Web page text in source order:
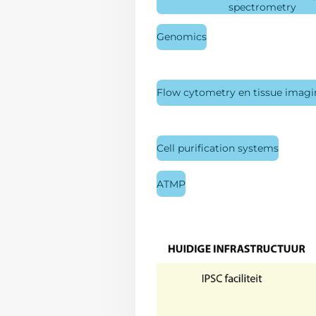
spectrometry
Genomics
Flow cytometry en tissue
Cell purification systems
ATMP